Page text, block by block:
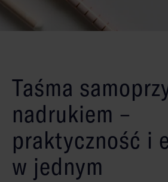
Taśma
nadrukiem –
praktyczność i
w jednym